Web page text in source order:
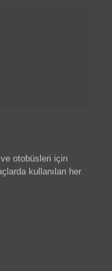
otobüsleri için
kullanılan her